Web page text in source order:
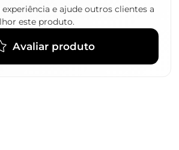
e ajude outros clientes a
este produto.
Avaliar produto